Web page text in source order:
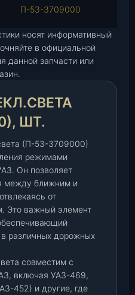
П-53-3709000
носят информативный
в официальной
данной запчасти или
ШТ.
(П-53-3709000)
режимами
Он позволяет
между ближним и
от
Это важный элемент
различных дорожных
совместим с
включая УАЗ-469,
452) и другие, где